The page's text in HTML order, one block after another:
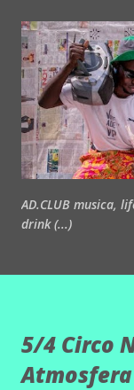
AD.CLUB musica,
drink (...)
5/4 Circo